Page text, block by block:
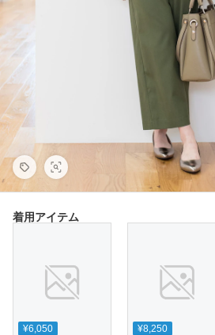
着用アイテム
¥6,050 ¥8,250